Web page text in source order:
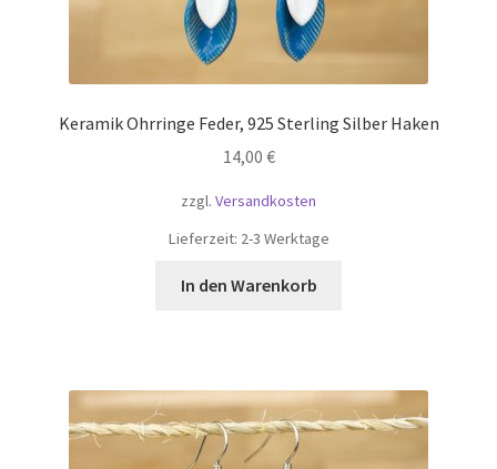
Keramik Ohrringe Feder, 925 Sterling Silber Haken
14,00 €
zzgl. Versandkosten
Lieferzeit: 2-3 Werktage
In den Warenkorb